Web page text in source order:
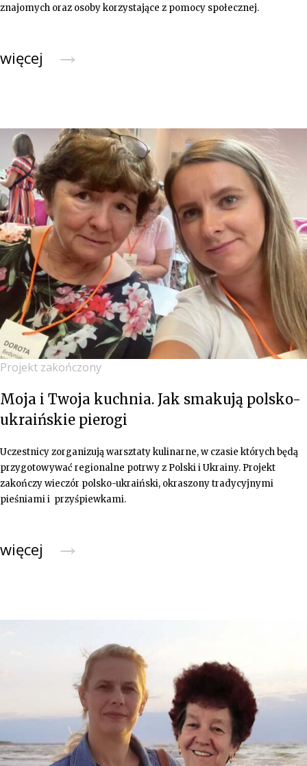
znajomych oraz osoby korzystające z pomocy społecznej.
więcej →
Projekt zakończony
Moja i Twoja kuchnia. Jak smakują polsko-
ukraińskie pierogi
Uczestnicy zorganizują warsztaty kulinarne, w czasie których będą
przygotowywać regionalne potrwy z Polski i Ukrainy. Projekt
zakończy wieczór polsko-ukraiński, okraszony tradycyjnymi
pieśniami i przyśpiewkami.
więcej →